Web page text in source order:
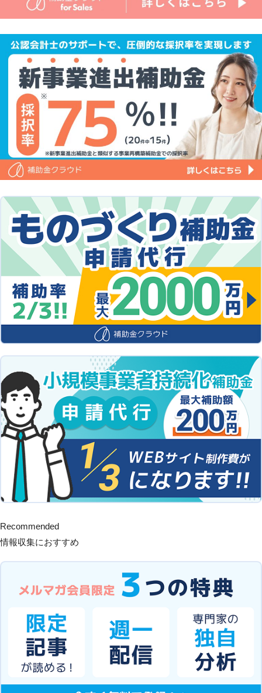
Recommended
情報収集におすすめ